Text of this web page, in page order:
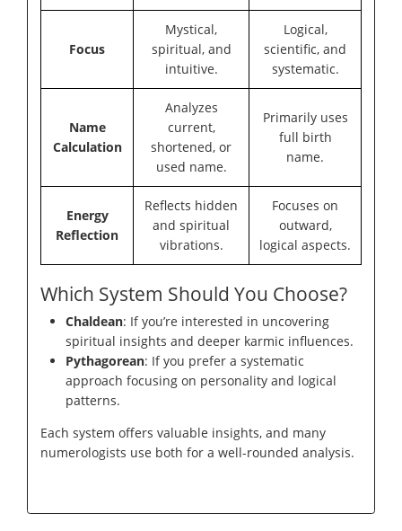
Focus
Mystical,
spiritual, and
intuitive.
Logical,
scientific, and
systematic.
Name
Calculation
Analyzes
current,
shortened, or
used name.
Primarily uses
full birth
name.
Energy
Reflection
Reflects hidden
and spiritual
vibrations.
Focuses on
outward,
logical aspects.
Which System Should You Choose?
Chaldean: If you’re interested in uncovering
spiritual insights and deeper karmic influences.
Pythagorean: If you prefer a systematic
approach focusing on personality and logical
patterns.
Each system offers valuable insights, and many
numerologists use both for a well-rounded analysis.